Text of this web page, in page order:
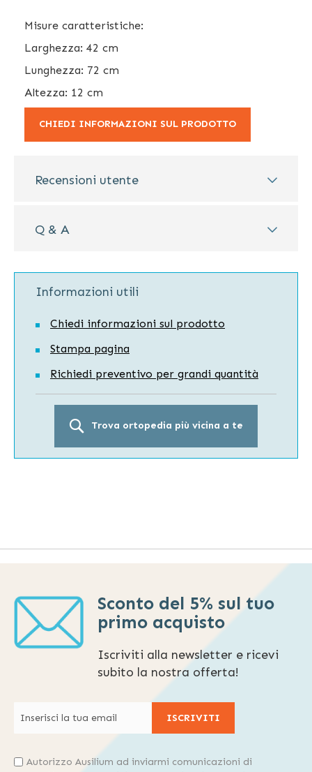
Misure caratteristiche:
Larghezza: 42 cm
Lunghezza: 72 cm
Altezza: 12 cm
CHIEDI INFORMAZIONI SUL PRODOTTO
Recensioni utente
Q & A
Informazioni utili
Chiedi informazioni sul prodotto
Stampa pagina
Richiedi preventivo per grandi quantità
Trova ortopedia più vicina a te
Sconto del 5% sul tuo
primo acquisto
Iscriviti alla newsletter e ricevi
subito la nostra offerta!
ISCRIVITI
Autorizzo Ausilium ad inviarmi comunicazioni di